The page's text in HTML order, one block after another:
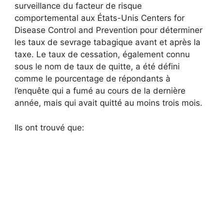
surveillance du facteur de risque
comportemental aux États-Unis Centers for
Disease Control and Prevention pour déterminer
les taux de sevrage tabagique avant et après la
taxe. Le taux de cessation, également connu
sous le nom de taux de quitte, a été défini
comme le pourcentage de répondants à
l’enquête qui a fumé au cours de la dernière
année, mais qui avait quitté au moins trois mois.
Ils ont trouvé que: